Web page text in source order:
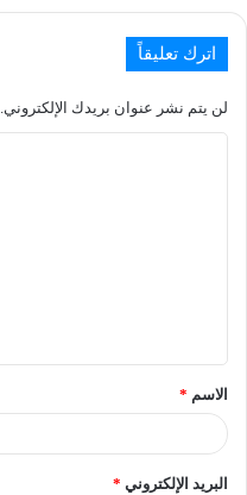
اترك تعليقاً
لن يتم نشر عنوان بريدك الإلكتروني.
الاسم *
البريد الإلكتروني *